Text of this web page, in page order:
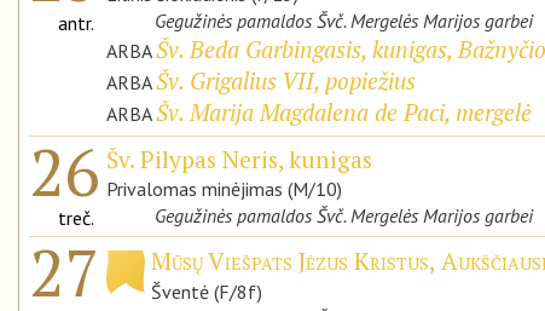
antr.
Gegužinės pamaldos Švč. Mergelės Marijos garbei
ARBAŠv. Beda Garbingasis, kunigas,
ARBAŠv. Grigalius VII, popiežius
ARBAŠv. Marija Magdalena de Paci, mergelė
26
treč.
Šv. Pilypas Neris, kunigas
Privalomas minėjimas (M/10)
Gegužinės pamaldos Švč. Mergelės Marijos garbei
27 Mūsų Viešpats Jėzus Kristus,
Šventė (F/8f)